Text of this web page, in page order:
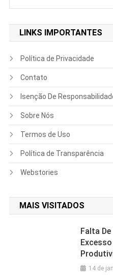
LINKS IMPORTANTES
Política de Privacidade
Contato
Isenção De
Sobre Nós
Termos de Uso
Política de Transparência
Webstories
MAIS VISITADOS
Falta
14 de